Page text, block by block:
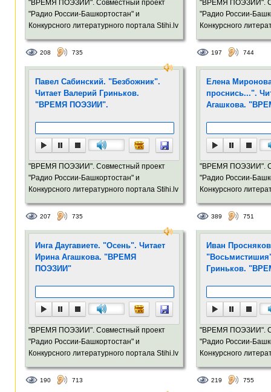
"ВРЕМЯ ПОЭЗИИ". Совместный проект
"Радио России-Башкортостан" и
Конкурсного литературного портала Stihi.lv
208 735
"ВРЕМЯ ПОЭЗИИ".
"Радио России-
Конкурсного
197 744
Павел Сабинский. "Безбожник".
Читает Валерий Гриньков.
"ВРЕМЯ ПОЭЗИИ".
"ВРЕМЯ ПОЭЗИИ". Совместный проект
"Радио России-Башкортостан" и
Конкурсного литературного портала Stihi.lv
207 735
Елена
проснись...".
Агашкова.
"ВРЕМЯ ПОЭЗИИ".
"Радио России-
Конкурсного
389 751
Инга Даугавиете. "Осень". Читает
Ирина Агашкова. "ВРЕМЯ
ПОЭЗИИ"
"ВРЕМЯ ПОЭЗИИ". Совместный проект
"Радио России-Башкортостан" и
Конкурсного литературного портала Stihi.lv
190 713
Иван
Гриньков.
"ВРЕМЯ ПОЭЗИИ".
"Радио России-
Конкурсного
219 755